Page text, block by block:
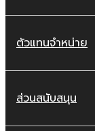
ตัวแทนจำหน่าย
ส่วนสนับสนุน